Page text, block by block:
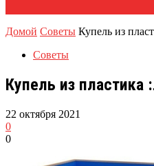
Домой Советы Купель из
Советы
Купель из пластика
22 октября 2021
0
0